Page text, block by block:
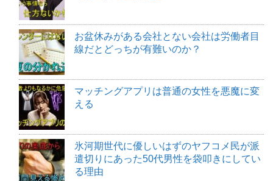
お盆休みがある会社とない会社は労働者目
線だとどっちが有難いのか？
マッチングアプリは普通の女性を悪魔に変
える
氷河期世代に優しいはずのヤフコメ民が派
遣切りにあった50代男性を袋叩きにしてい
る理由